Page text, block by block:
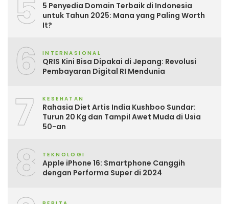
5
5 Penyedia Domain Terbaik di Indonesia
untuk Tahun 2025: Mana yang Paling Worth
It?
6 INTERNASIONAL
QRIS Kini Bisa Dipakai di Jepang: Revolusi
Pembayaran Digital RI Mendunia
7 KESEHATAN
Rahasia Diet Artis India Kushboo Sundar:
Turun 20 Kg dan Tampil Awet Muda di Usia
50-an
8 TEKNOLOGI
Apple iPhone 16: Smartphone Canggih
dengan Performa Super di 2024